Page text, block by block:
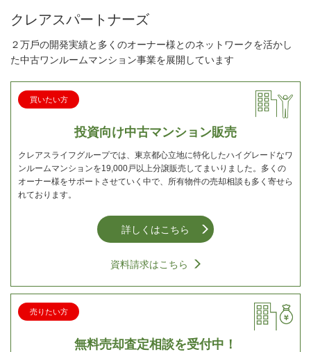
クレアスパートナーズ
２万⼾の開発実績と多くのオーナー様とのネットワークを活かし
た中古ワンルームマンション事業を展開しています
買いたい方
投資向け中古マンション販売
クレアスライフグループでは、東京都心立地に特化したハイグレードなワ
ンルームマンションを19,000戸以上分譲販売してまいりました。多くの
オーナー様をサポートさせていく中で、所有物件の売却相談も多く寄せら
れております。
詳しくはこちら
資料請求はこちら
売りたい方
無料売却査定相談を受付中！